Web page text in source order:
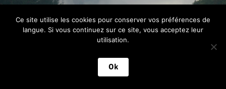
Ce site utilise les cookies pour conserver vos préférences de
langue. Si vous continuez sur ce site, vous acceptez leur
utilisation.
Ok